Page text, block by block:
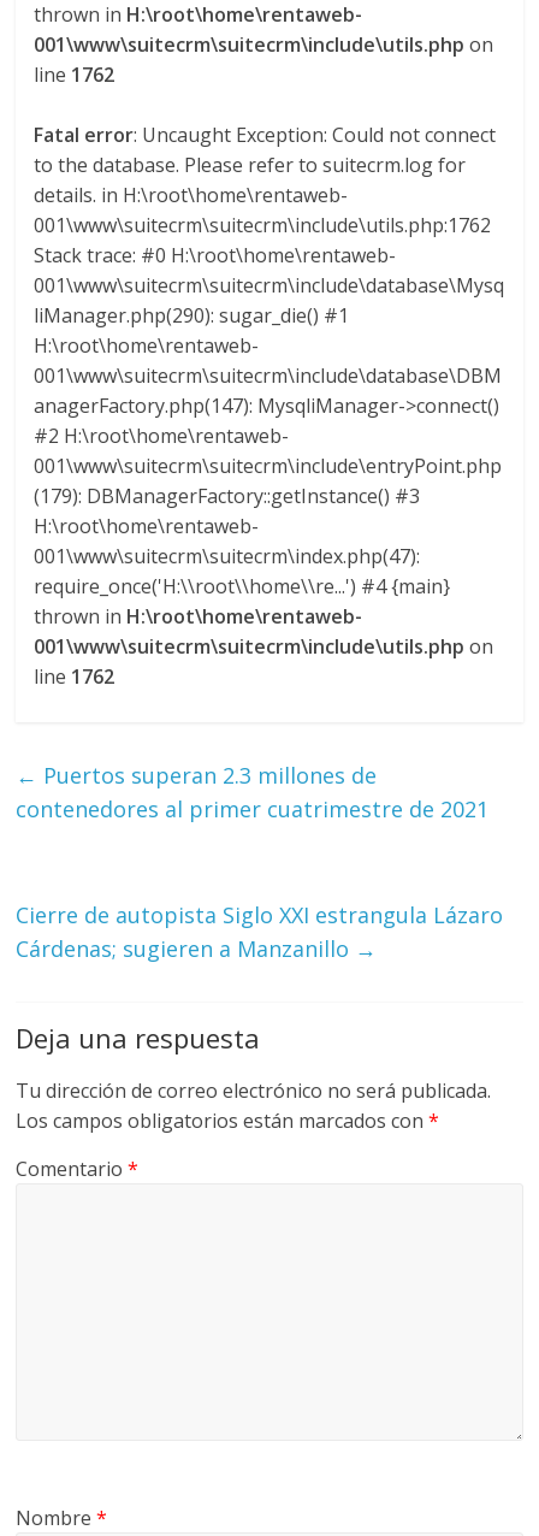
thrown in H:\root\home\rentaweb-
001\www\suitecrm\suitecrm\include\utils.php on
line 1762
Fatal error: Uncaught Exception: Could not connect
to the database. Please refer to suitecrm.log for
details. in H:\root\home\rentaweb-
001\www\suitecrm\suitecrm\include\utils.php:1762
Stack trace: #0 H:\root\home\rentaweb-
001\www\suitecrm\suitecrm\include\database\Mysq
liManager.php(290): sugar_die() #1
H:\root\home\rentaweb-
001\www\suitecrm\suitecrm\include\database\DBM
anagerFactory.php(147): MysqliManager->connect()
#2 H:\root\home\rentaweb-
001\www\suitecrm\suitecrm\include\entryPoint.php
(179): DBManagerFactory::getInstance() #3
H:\root\home\rentaweb-
001\www\suitecrm\suitecrm\index.php(47):
require_once('H:\\root\\home\\re...') #4 {main}
thrown in H:\root\home\rentaweb-
001\www\suitecrm\suitecrm\include\utils.php on
line 1762
← Puertos superan 2.3 millones de
contenedores al primer cuatrimestre de 2021
Cierre de autopista Siglo XXI estrangula Lázaro
Cárdenas; sugieren a Manzanillo →
Deja una respuesta
Tu dirección de correo electrónico no será publicada.
Los campos obligatorios están marcados con*
Comentario*
Nombre*